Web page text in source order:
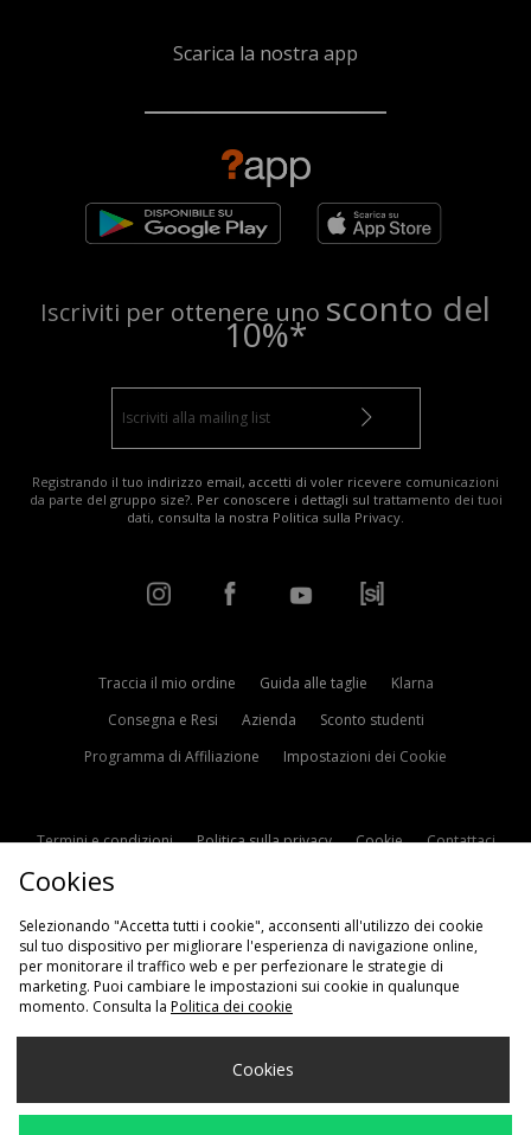
Scarica la nostra app
Iscriviti per ottenere uno sconto del
10%*
Registrando il tuo indirizzo email, accetti di voler ricevere comunicazioni
da parte del gruppo size?. Per conoscere i dettagli sul trattamento dei tuoi
dati, consulta la nostra Politica sulla Privacy
Traccia il mio ordine Guida alle taglie
Klarna
Consegna e Resi
Azienda
Sconto studenti
Programma di Affiliazione
Impostazioni dei Cookie
Termini e condizioni Politica sulla privacy Cookie
Contattaci
Scegli Il Tuo Paese
Cookies
Selezionando "Accetta tutti i cookie", acconsenti all'utilizzo dei cookie
sul tuo dispositivo per migliorare l'esperienza di navigazione online,
per monitorare il traffico web e per perfezionare le strategie di
marketing. Puoi cambiare le impostazioni sui cookie in qualunque
momento. Consulta la Politica dei cookie
Cookies